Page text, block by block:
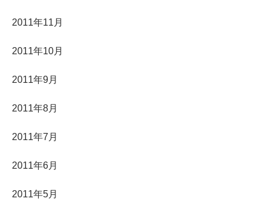
2011年11月
2011年10月
2011年9月
2011年8月
2011年7月
2011年6月
2011年5月